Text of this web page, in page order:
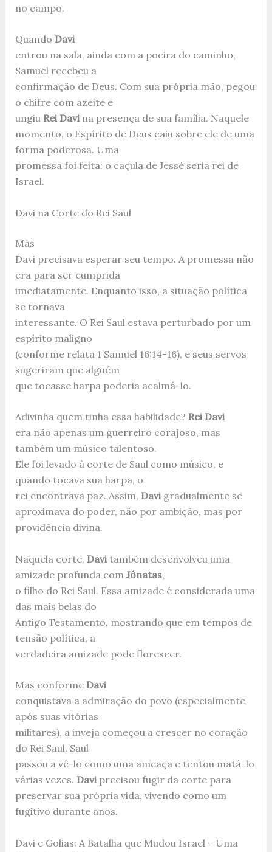
no campo.
Quando Davi
entrou na sala, ainda com a poeira do caminho,
Samuel recebeu a
confirmação de Deus. Com sua própria mão, pegou
o chifre com azeite e
ungiu Rei Davina presença de sua família. Naquele
momento, o Espírito de Deus caiu sobre ele de uma
forma poderosa. Uma
promessa foi feita: o caçula de Jessé seria rei de
Israel.
Davi na Corte do Rei Saul
Mas
Davi precisava esperar seu tempo. A promessa não
era para ser cumprida
imediatamente. Enquanto isso, a situação política
se tornava
interessante. O Rei Saul estava perturbado por um
espírito maligno
(conforme relata 1 Samuel 16:14-16), e seus servos
sugeriram que alguém
que tocasse harpa poderia acalmá-lo.
Adivinha quem tinha essa habilidade? Rei Davi
era não apenas um guerreiro corajoso, mas
também um músico talentoso.
Ele foi levado à corte de Saul como músico, e
quando tocava sua harpa, o
rei encontrava paz. Assim, Davigradualmente se
aproximava do poder, não por ambição, mas por
providência divina.
Naquela corte, Davitambém desenvolveu uma
amizade profunda com Jônatas,
o filho do Rei Saul. Essa amizade é considerada uma
das mais belas do
Antigo Testamento, mostrando que em tempos de
tensão política, a
verdadeira amizade pode florescer.
Mas conforme Davi
conquistava a admiração do povo (especialmente
após suas vitórias
militares), a inveja começou a crescer no coração
do Rei Saul. Saul
passou a vê-lo como uma ameaça e tentou matá-lo
várias vezes. Daviprecisou fugir da corte para
preservar sua própria vida, vivendo como um
fugitivo durante anos.
Davi e Golias: A Batalha que Mudou Israel – Uma